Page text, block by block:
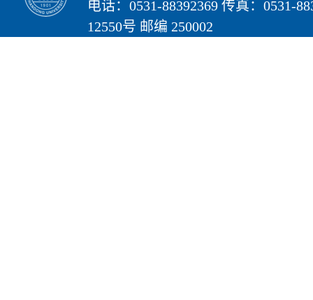
电话：0531-88392369 传真：0531-
12550号 邮编 250002